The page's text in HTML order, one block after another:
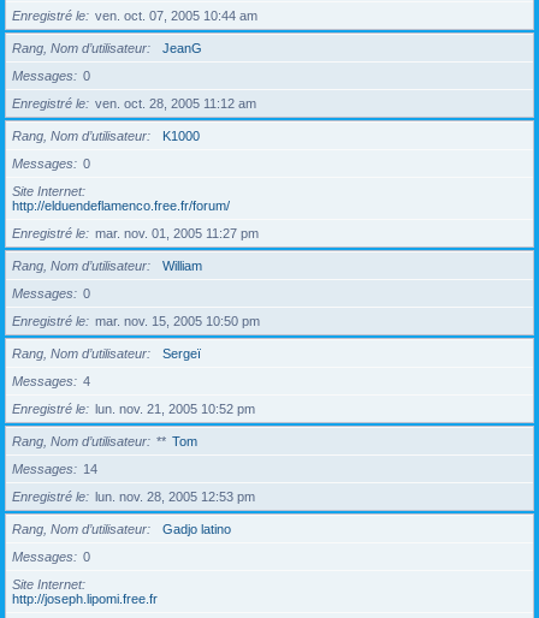
Enregistré le
ven. oct. 07, 2005 10:44 am
Rang, Nom d’utilisateur
JeanG
Messages
0
Enregistré le
ven. oct. 28, 2005 11:12 am
Rang, Nom d’utilisateur
K1000
Messages
0
Site Internet
http://elduendeflamenco.free.fr/forum/
Enregistré le
mar. nov. 01, 2005 11:27 pm
Rang, Nom d’utilisateur
William
Messages
0
Enregistré le
mar. nov. 15, 2005 10:50 pm
Rang, Nom d’utilisateur
Sergeï
Messages
4
Enregistré le
lun. nov. 21, 2005 10:52 pm
Rang, Nom d’utilisateur ** Tom
Messages
14
Enregistré le
lun. nov. 28, 2005 12:53 pm
Rang, Nom d’utilisateur
Gadjo latino
Messages
0
Site Internet
http://joseph.lipomi.free.fr